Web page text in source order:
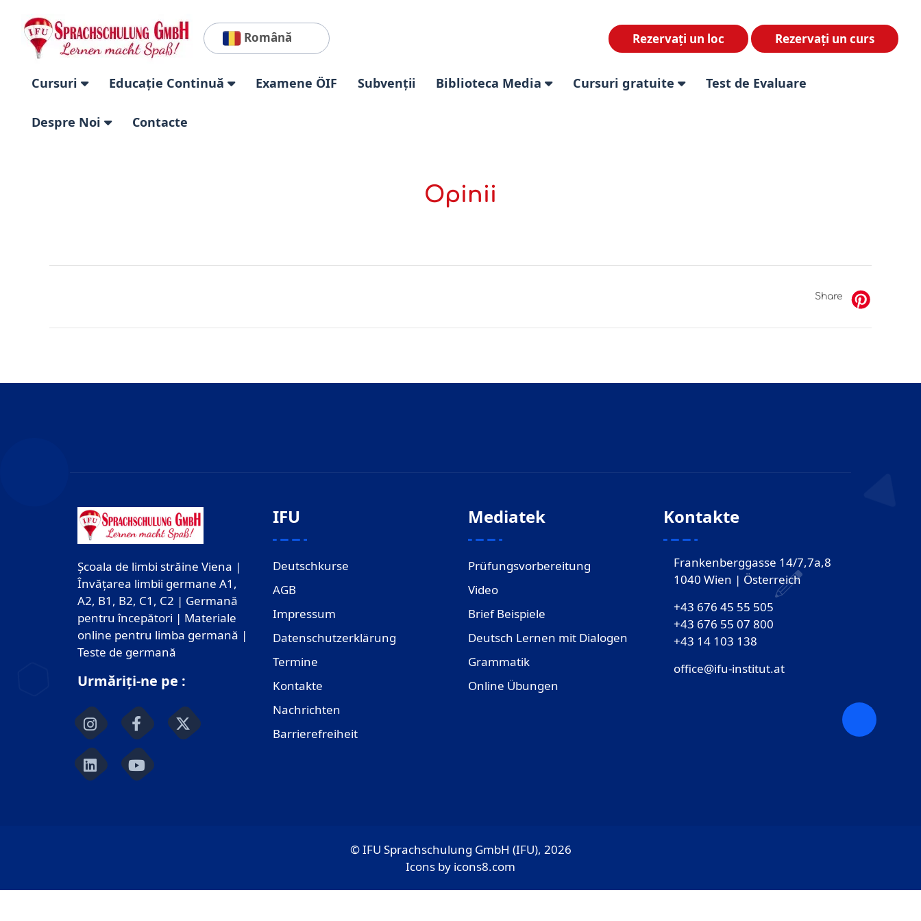
Română Rezervați un curs
Rezervați un loc
Cursuri Educație Continuă Examene ÖIF Subvenții Biblioteca Media Cursuri gratuite Test de Evaluare
Despre Noi Contacte
Opinii
Share
Școala de limbi străine Viena |
Învățarea limbii germane A1,
A2, B1, B2, C1, C2 | Germană
pentru începători | Materiale
online pentru limba germană |
Teste de germană
Urmăriți-ne pe :
IFU
Deutschkurse
AGB
Impressum
Datenschutzerklärung
Termine
Kontakte
Nachrichten
Barrierefreiheit
Mediatek
Prüfungsvorbereitung
Video
Brief Beispiele
Deutsch Lernen mit Dialogen
Grammatik
Online Übungen
Kontakte
Frankenberggasse 14/7,7a,8
1040 Wien | Österreich
+43 676 45 55 505
+43 676 55 07 800
‎+43 14 103 138
office@ifu-institut.at
© IFU Sprachschulung GmbH (IFU), 2026
Icons by icons8.com